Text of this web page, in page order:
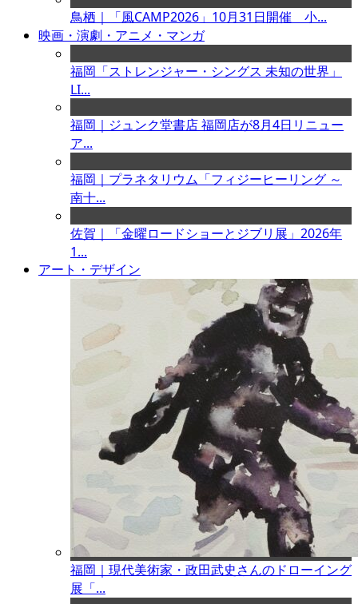
鳥栖｜「風CAMP2026」10月31日開催 小...
映画・演劇・アニメ・マンガ
福岡「ストレンジャー・シングス 未知の世界」
LI...
福岡｜ジュンク堂書店 福岡店が8月4日リニュー
ア...
福岡｜プラネタリウム「フィジーヒーリング ～
南十...
佐賀｜「金曜ロードショーとジブリ展」2026年
1...
アート・デザイン
福岡｜現代美術家・政田武史さんのドローイング
展「...